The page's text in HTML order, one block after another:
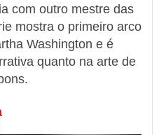
com outro mestre das
mostra o primeiro arco
Washington e é
quanto na arte de